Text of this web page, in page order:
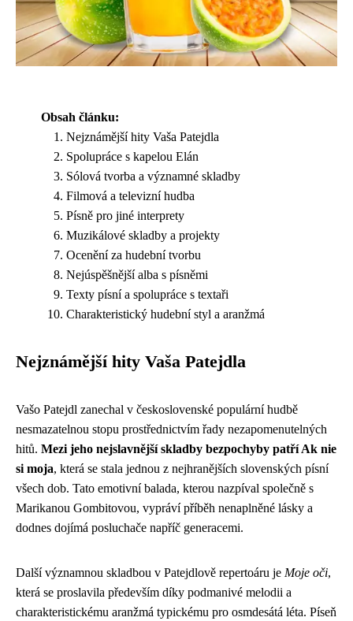
Obsah článku:
Nejznámější hity Vaša Patejdla
Spolupráce s kapelou Elán
Sólová tvorba a významné skladby
Filmová a televizní hudba
Písně pro jiné interprety
Muzikálové skladby a projekty
Ocenění za hudební tvorbu
Nejúspěšnější alba s písněmi
Texty písní a spolupráce s textaři
Charakteristický hudební styl a aranžmá
Nejznámější hity Vaša Patejdla
Vašo Patejdl zanechal v československé populární hudbě
nesmazatelnou stopu prostřednictvím řady nezapomenutelných
hitů. Mezi jeho nejslavnější skladby bezpochyby patří Ak nie
si moja, která se stala jednou z nejhranějších slovenských písní
všech dob. Tato emotivní balada, kterou nazpíval společně s
Marikanou Gombitovou, vypráví příběh nenaplněné lásky a
dodnes dojímá posluchače napříč generacemi.
Další významnou skladbou v Patejdlově repertoáru je Moje oči,
která se proslavila především díky podmanivé melodii a
charakteristickému aranžmá typickému pro osmdesátá léta. Píseň